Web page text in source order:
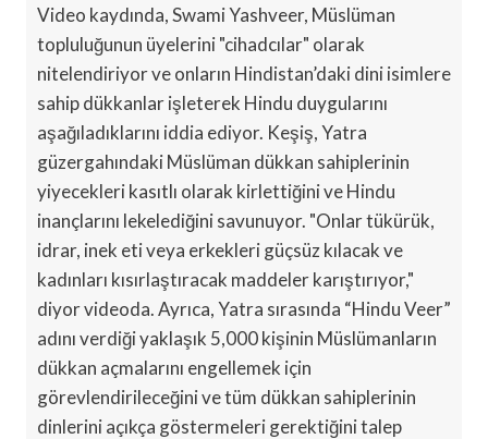
Video kaydında, Swami Yashveer, Müslüman
topluluğunun üyelerini "cihadcılar" olarak
nitelendiriyor ve onların Hindistan’daki dini isimlere
sahip dükkanlar işleterek Hindu duygularını
aşağıladıklarını iddia ediyor. Keşiş, Yatra
güzergahındaki Müslüman dükkan sahiplerinin
yiyecekleri kasıtlı olarak kirlettiğini ve Hindu
inançlarını lekelediğini savunuyor. "Onlar tükürük,
idrar, inek eti veya erkekleri güçsüz kılacak ve
kadınları kısırlaştıracak maddeler karıştırıyor,"
diyor videoda. Ayrıca, Yatra sırasında “Hindu Veer”
adını verdiği yaklaşık 5,000 kişinin Müslümanların
dükkan açmalarını engellemek için
görevlendirileceğini ve tüm dükkan sahiplerinin
dinlerini açıkça göstermeleri gerektiğini talep